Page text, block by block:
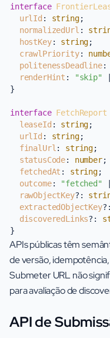
interface
urlId : string;
normalizedUrl :
hostKey: string;
crawlPriority:
politenessDeadline:
renderHint : "skip"
}
interface FetchReport
leaseId : string;
urlId : string;
finalUrl : string;
statusCode: number;
fetchedAt : string;
outcome: "fetched"
rawObjectKey?:
extractedObjectKey
discoveredLinks?:
APIs públicas têm
de versão,
Submeter URL não
para avaliação de
API de